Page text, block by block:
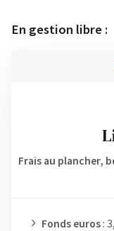
En gestion libre :
Frais au plancher,
Fonds euros :